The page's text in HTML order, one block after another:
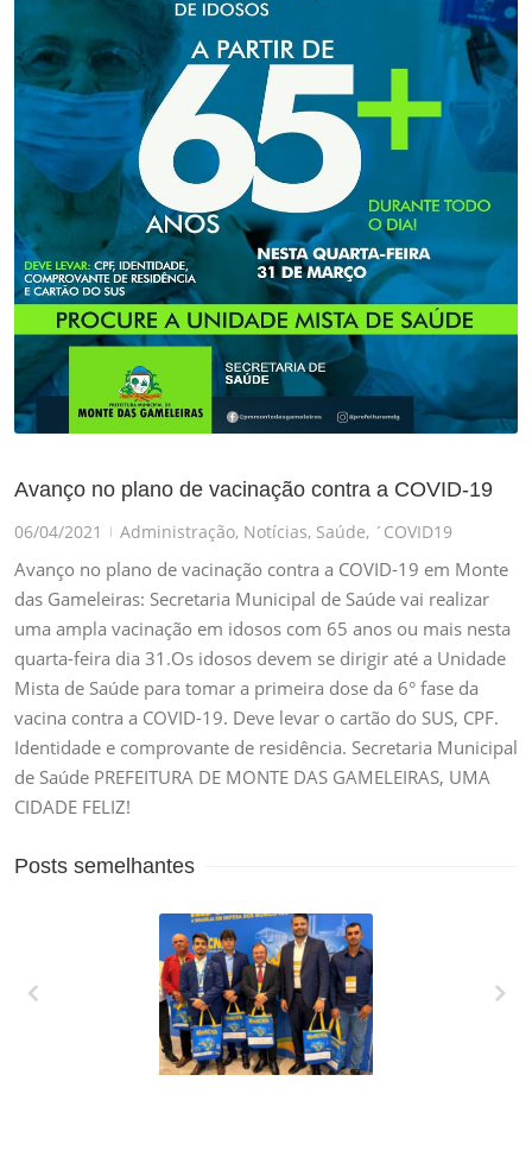
Avanço no plano de vacinação contra a COVID-19
06/04/2021 | Administração, Notícias, Saúde, ´COVID19
Avanço no plano de vacinação contra a COVID-19 em Monte
das Gameleiras: Secretaria Municipal de Saúde vai realizar
uma ampla vacinação em idosos com 65 anos ou mais nesta
quarta-feira dia 31.Os idosos devem se dirigir até a Unidade
Mista de Saúde para tomar a primeira dose da 6° fase da
vacina contra a COVID-19. Deve levar o cartão do SUS, CPF.
Identidade e comprovante de residência. Secretaria Municipal
de Saúde PREFEITURA DE MONTE DAS GAMELEIRAS, UMA
CIDADE FELIZ!
Posts semelhantes
XXVII MARCHA EM